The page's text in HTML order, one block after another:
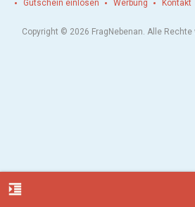
format_indent_increase
Gutschein einlösen
Werbung Kontakt
Copyright © 2026 FragNebenan. Alle Rechte